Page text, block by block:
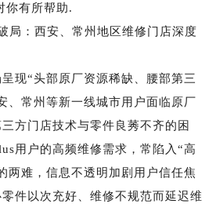
你有所帮助.
局：西安、常州地区维修门店深度
现“头部原厂资源稀缺、腰部第三
、常州等新一线城市用户面临原厂
方门店技术与零件良莠不齐的困
用户的高频维修需求，常陷入“高
两难，信息不透明加剧用户信任焦
件以次充好、维修不规范而延迟维